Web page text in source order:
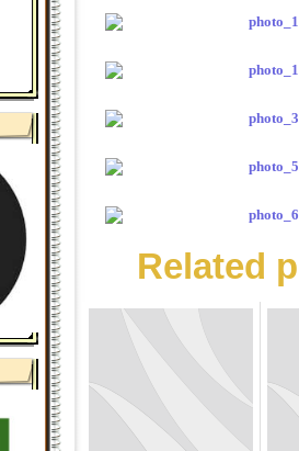
Related